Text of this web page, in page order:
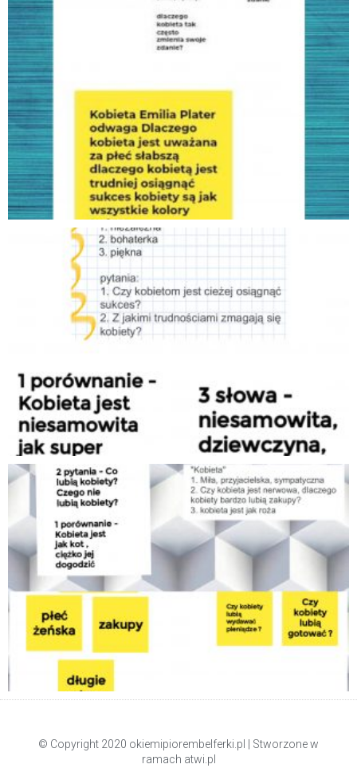
© Copyright 2020 okiemipiorembelferki.pl | Stworzone w
ramach atwi.pl